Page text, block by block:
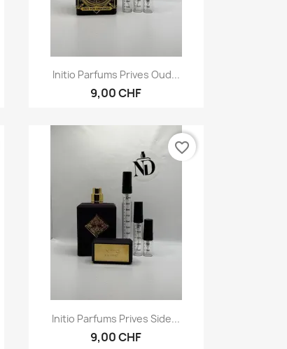
Vorschau
Initio Parfums Prives Oud...
9,00 CHF
Vorschau
Initio Parfums Prives Side...
9,00 CHF
favorite_border